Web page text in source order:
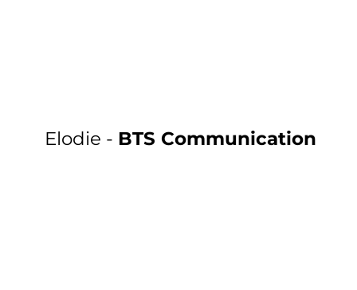
Elodie - BTS Communication